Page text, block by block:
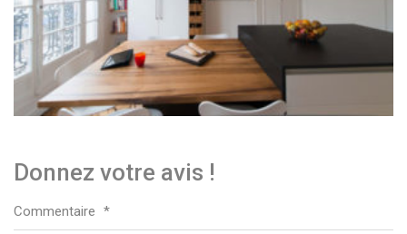
Donnez votre avis !
Commentaire *